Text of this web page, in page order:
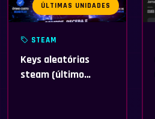
ÚLTIMAS UNIDADES
STEAM
Keys aleatórias
steam (último